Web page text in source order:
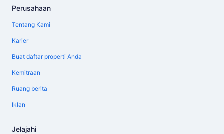
Perusahaan
Tentang Kami
Karier
Buat daftar properti Anda
Kemitraan
Ruang berita
Iklan
Jelajahi